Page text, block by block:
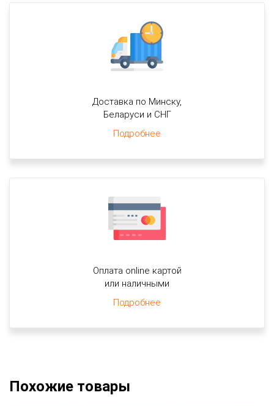
Доставка по Минску,
Беларуси и СНГ
Подробнее
Оплата online картой
или наличными
Подробнее
Похожие товары